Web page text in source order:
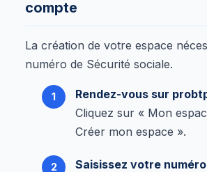
compte
La création de votre espace
numéro de Sécurité sociale.
Rendez-vous sur
Cliquez sur « Mon
Créer mon espace ».
Saisissez votre